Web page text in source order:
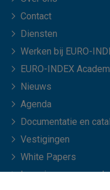
Contact
Diensten
Werken bij EURO-
EURO-INDEX
Nieuws
Agenda
Documentatie en
Vestigingen
White Papers